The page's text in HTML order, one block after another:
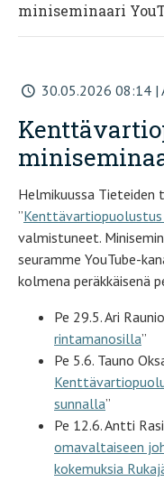
miniseminaari
30.05.2026 08:14 |
Helmikuussa Tieteiden
”
valmistuneet.
seuramme YouTube-
kolmena peräkkäisenä
Pe 29.5. Ari
rintamanosilla”
Pe 5.6. Tauno
sunnalla”
Pe 12.6. Antti
omavaltaiseen
kokemuksia